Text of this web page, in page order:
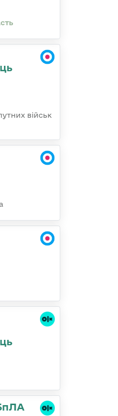
військ